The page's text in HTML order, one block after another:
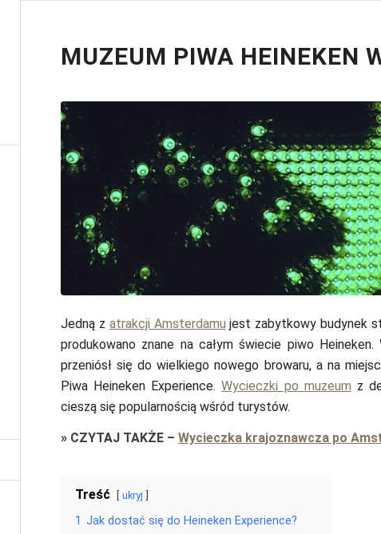
MUZEUM PIWA HEINEKEN
Jedną z atrakcji Amsterdamu jest zabytkowy budynek
produkowano znane na całym świecie piwo
przeniósł się do wielkiego nowego browaru, a na
Piwa Heineken Experience.Wycieczki po muzeum z
cieszą się popularnością wśród turystów.
» CZYTAJ TAKŻE – Wycieczka krajoznawcza po
Treść ukryj
1 Jak dostać się do Heineken Experience?